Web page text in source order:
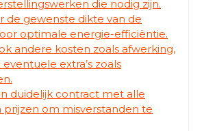
die nodig zijn.
de gewenste dikte van de
optimale energie-efficiëntie.
andere kosten zoals afwerking,
extra’s zoals
duidelijk contract met alle
prijzen om misverstanden te